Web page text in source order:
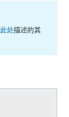
此处描述的其